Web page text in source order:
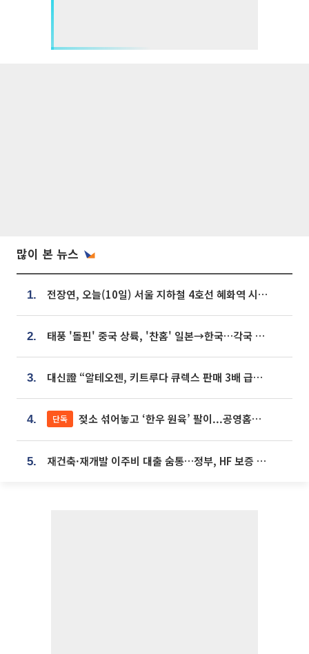
많이 본 뉴스
1. 전장연, 오늘(10일) 서울 지하철 4호선 혜화역 시위…1호선 용산역 무정차
2. 태풍 '돌핀' 중국 상륙, '찬홈' 일본→한국…각국 기상청 예상 경로는?
3. 대신證 “알테오젠, 키트루다 큐렉스 판매 3배 급증…목표가 41만원 상향”
4. 단독 젖소 섞어놓고 ‘한우 원육’ 팔이...공영홈쇼핑 표기·검증 구멍
5. 재건축·재개발 이주비 대출 숨통…정부, HF 보증 신설 추진